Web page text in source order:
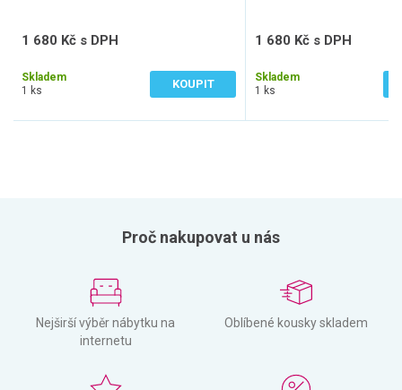
1 680 Kč s DPH
Skladem
1 ks
KOUPIT
1 680 Kč s DPH
Skladem
1 ks
Proč nakupovat u nás
Nejširší výběr nábytku na
internetu
Oblíbené kousky skladem